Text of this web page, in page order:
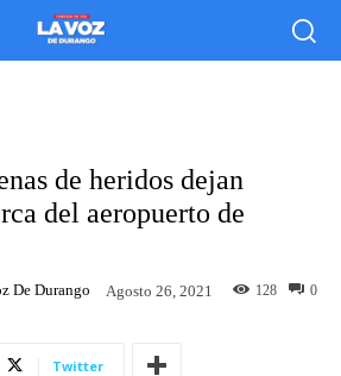
de heridos dejan
del aeropuerto de
De Durango Agosto 26, 2021 0
128
Twitter